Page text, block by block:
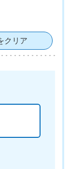
クリア